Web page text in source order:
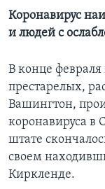
Языки
Коронавирус
и людей с
В конце
престарелых,
Вашингтон,
коронавируса
штате
своем
Киркленде.